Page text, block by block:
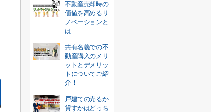
不動産売却時の
価値を高めるリ
ノベーションと
は
共有名義での不
動産購入のメリ
ットとデメリッ
トについてご紹
介！
戸建ての売るか
貸すかはどっち